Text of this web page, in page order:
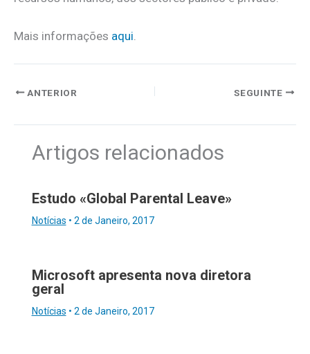
Mais informações aqui.
ANTERIOR SEGUINTE
Artigos relacionados
Estudo «Global Parental Leave»
Notícias • 2 de Janeiro, 2017
Microsoft apresenta nova diretora
geral
Notícias • 2 de Janeiro, 2017